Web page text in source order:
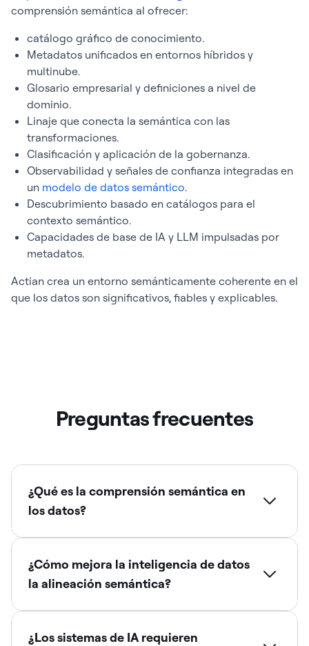
comprensión semántica al ofrecer:
catálogo gráfico de conocimiento.
Metadatos unificados en entornos híbridos y
multinube.
Glosario empresarial y definiciones a nivel de
dominio.
Linaje que conecta la semántica con las
transformaciones.
Clasificación y aplicación de la gobernanza.
Observabilidad y señales de confianza integradas en
un modelo de datos semántico.
Descubrimiento basado en catálogos para el
contexto semántico.
Capacidades de base de IA y LLM impulsadas por
metadatos.
Actian crea un entorno semánticamente coherente en el
que los datos son significativos, fiables y explicables.
Preguntas frecuentes
¿Qué es la comprensión semántica en
los datos?
¿Cómo mejora la inteligencia de datos
la alineación semántica?
¿Los sistemas de IA requieren